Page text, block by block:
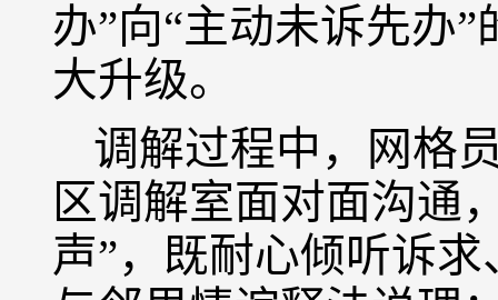
办”向“主动未诉先办
大升级。
调解过程中，网格
区调解室面对面沟通
声”，既耐心倾听诉